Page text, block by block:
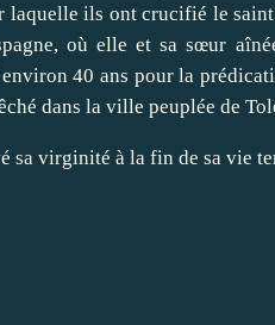
ils ont crucifié le
où elle et sa sœur
40 ans pour la
dans la ville peuplée de
sa virginité à la fin de sa vie